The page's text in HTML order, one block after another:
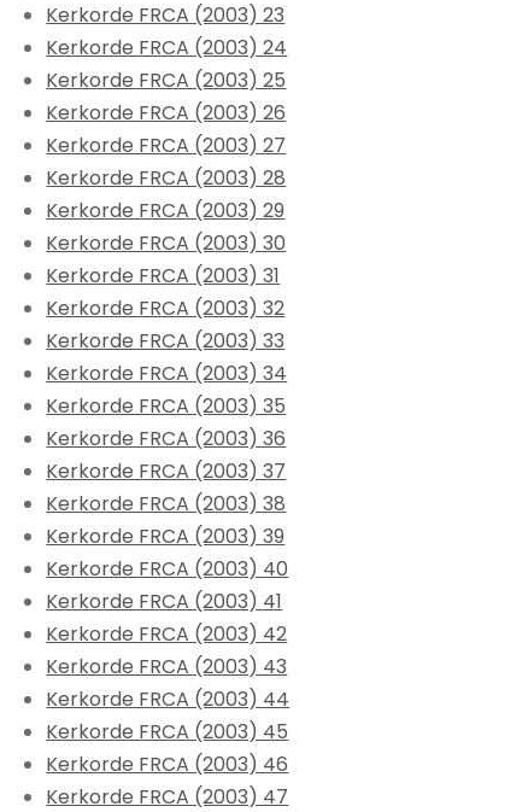
Kerkorde FRCA (2003) 23
Kerkorde FRCA (2003) 24
Kerkorde FRCA (2003) 25
Kerkorde FRCA (2003) 26
Kerkorde FRCA (2003) 27
Kerkorde FRCA (2003) 28
Kerkorde FRCA (2003) 29
Kerkorde FRCA (2003) 30
Kerkorde FRCA (2003) 31
Kerkorde FRCA (2003) 32
Kerkorde FRCA (2003) 33
Kerkorde FRCA (2003) 34
Kerkorde FRCA (2003) 35
Kerkorde FRCA (2003) 36
Kerkorde FRCA (2003) 37
Kerkorde FRCA (2003) 38
Kerkorde FRCA (2003) 39
Kerkorde FRCA (2003) 40
Kerkorde FRCA (2003) 41
Kerkorde FRCA (2003) 42
Kerkorde FRCA (2003) 43
Kerkorde FRCA (2003) 44
Kerkorde FRCA (2003) 45
Kerkorde FRCA (2003) 46
Kerkorde FRCA (2003) 47